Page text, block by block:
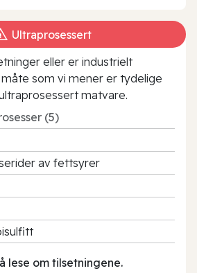
Ultraprosessert
eller er industrielt
som vi mener er tydelige
matvare.
(5)
av fettsyrer
lese om tilsetningene.